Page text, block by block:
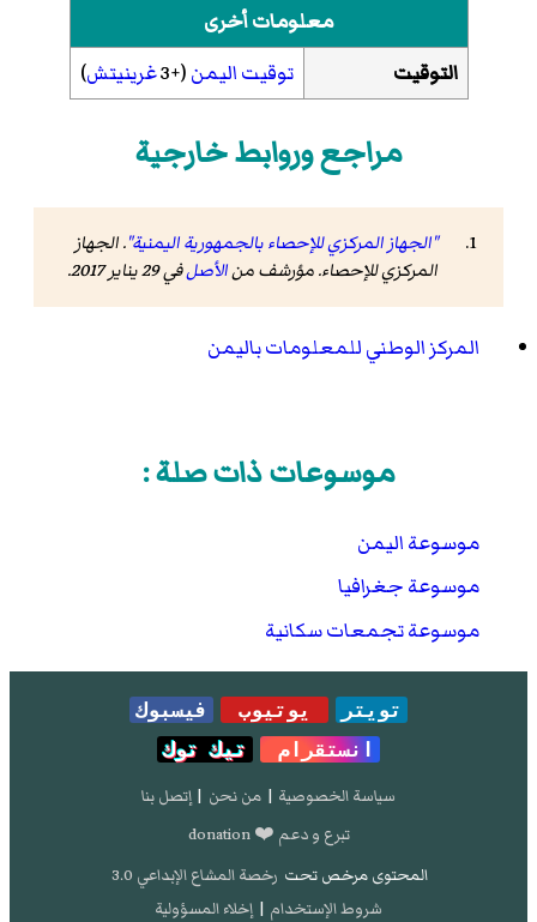
معلومات أخرى
التوقيت
توقيت اليمن(+3 غرينيتش)
مراجع وروابط خارجية
"الجهاز المركزي للإحصاء بالجمهورية اليمنية". الجهاز
المركزي للإحصاء. مؤرشف منالأصلفي 29 يناير 2017 .
المركز الوطني للمعلومات باليمن
موسوعات ذات صلة :
موسوعة اليمن
موسوعة جغرافيا
موسوعة تجمعات سكانية
تويتر يوتيوب
فيسبوك
انستقرام
تيك توك
سياسة الخصوصية | من نحن | إتصل بنا
تبرع و دعم ❤️ donation
المحتوى مرخص تحت رخصة المشاع الإبداعي 3.0
شروط الإستخدام | إخلاء المسؤولية